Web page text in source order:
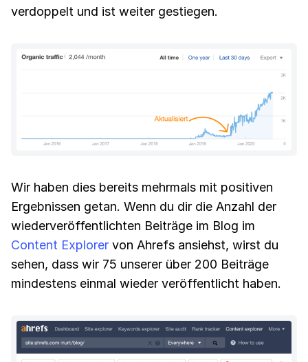
verdoppelt und ist weiter gestiegen.
Wir haben dies bereits mehrmals mit positiven
Ergebnissen getan. Wenn du dir die Anzahl der
wiederveröffentlichten Beiträge im Blog im
Content Explorer von Ahrefs ansiehst, wirst du
sehen, dass wir 75 unserer über 200 Beiträge
mindestens einmal wieder veröffentlicht haben.